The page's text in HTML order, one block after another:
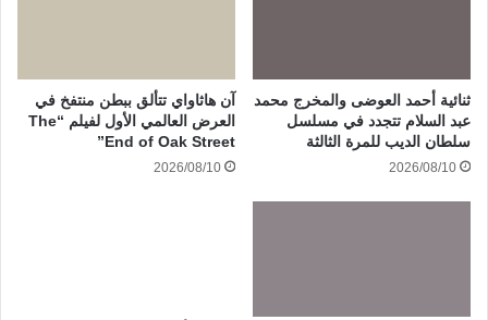
ثنائية أحمد العوضى والمخرج محمد
عبد السلام تتجدد في مسلسل
سلطان الديب للمرة الثالثة
2026/08/10
آن هاثاواي تتألق ببطن منتفخ في
العرض العالمي الأول لفيلم “The
End of Oak Street”
2026/08/10